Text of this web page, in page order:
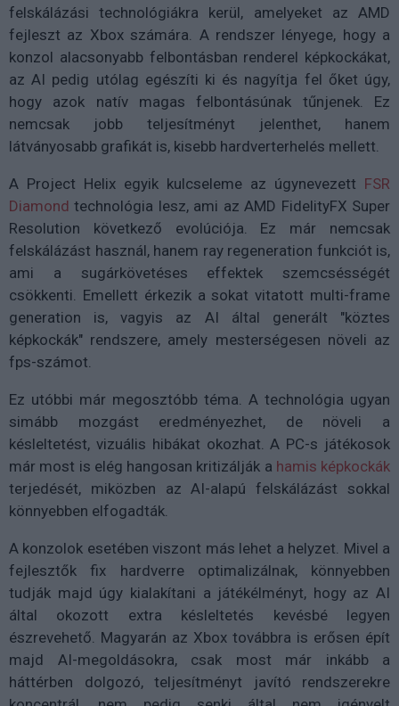
felskálázási technológiákra kerül, amelyeket az AMD
fejleszt az Xbox számára. A rendszer lényege, hogy a
konzol alacsonyabb felbontásban renderel képkockákat,
az AI pedig utólag egészíti ki és nagyítja fel őket úgy,
hogy azok natív magas felbontásúnak tűnjenek. Ez
nemcsak jobb teljesítményt jelenthet, hanem
látványosabb grafikát is, kisebb hardverterhelés mellett.
A Project Helix egyik kulcseleme az úgynevezett FSR
Diamond technológia lesz, ami az AMD FidelityFX Super
Resolution következő evolúciója. Ez már nemcsak
felskálázást használ, hanem ray regeneration funkciót is,
ami a sugárkövetéses effektek szemcsésségét
csökkenti. Emellett érkezik a sokat vitatott multi-frame
generation is, vagyis az AI által generált "köztes
képkockák" rendszere, amely mesterségesen növeli az
fps-számot.
Ez utóbbi már megosztóbb téma. A technológia ugyan
simább mozgást eredményezhet, de növeli a
késleltetést, vizuális hibákat okozhat. A PC-s játékosok
már most is elég hangosan kritizálják a hamis képkockák
terjedését, miközben az AI-alapú felskálázást sokkal
könnyebben elfogadták.
A konzolok esetében viszont más lehet a helyzet. Mivel a
fejlesztők fix hardverre optimalizálnak, könnyebben
tudják majd úgy kialakítani a játékélményt, hogy az AI
által okozott extra késleltetés kevésbé legyen
észrevehető. Magyarán az Xbox továbbra is erősen épít
majd AI-megoldásokra, csak most már inkább a
háttérben dolgozó, teljesítményt javító rendszerekre